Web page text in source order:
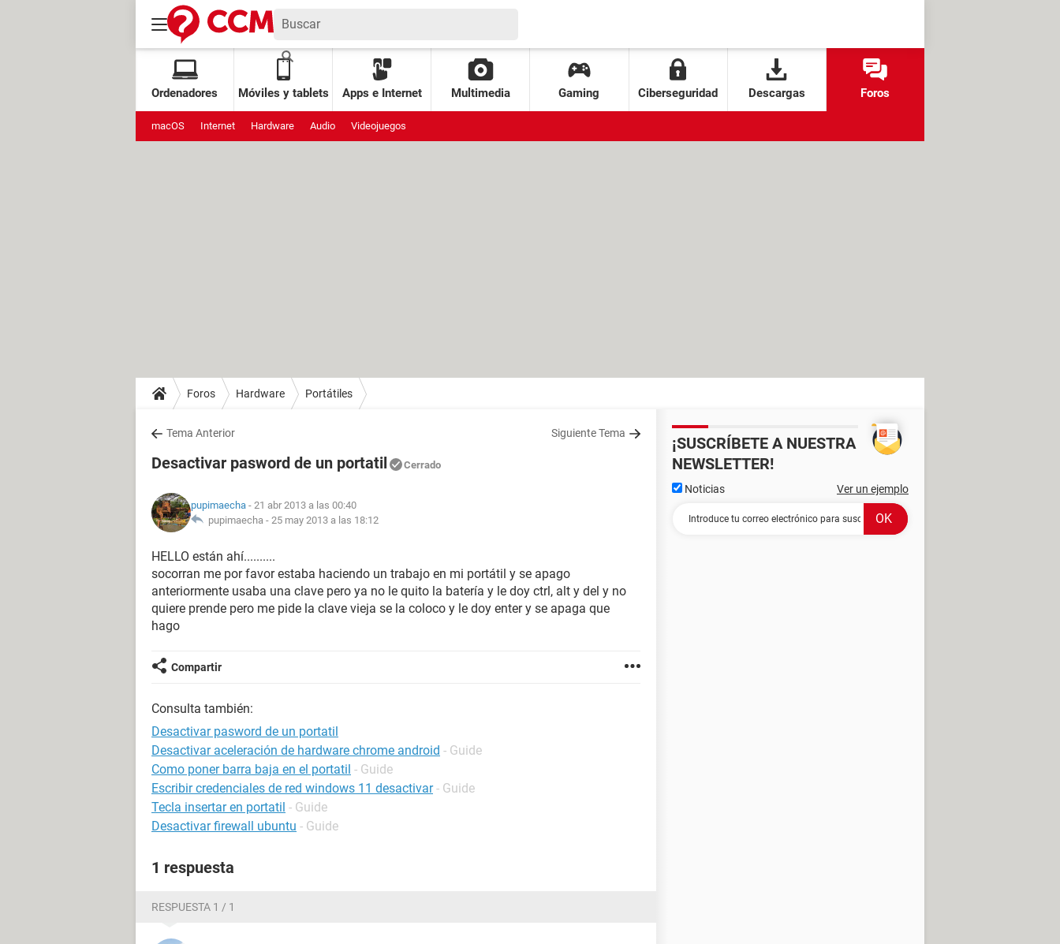
Ordenadores Móviles y tablets Apps e Internet Multimedia Gaming Ciberseguridad Descargas Foros
macOS Internet Hardware Audio Videojuegos
Foros Hardware Portátiles
Tema Anterior Siguiente Tema
Desactivar pasword de un portatil Cerrado
pupimaecha - 21 abr 2013 a las 00:40
pupimaecha - 25 may 2013 a las 18:12
HELLO están ahí..........
socorran me por favor estaba haciendo un trabajo en mi portátil y se apago
anteriormente usaba una clave pero ya no le quito la batería y le doy ctrl, alt y del y no
quiere prende pero me pide la clave vieja se la coloco y le doy enter y se apaga que
hago
Compartir
Consulta también:
Desactivar pasword de un portatil
Desactivar aceleración de hardware chrome android - Guide
Como poner barra baja en el portatil - Guide
Escribir credenciales de red windows 11 desactivar - Guide
Tecla insertar en portatil - Guide
Desactivar firewall ubuntu - Guide
1 respuesta
RESPUESTA 1 / 1
¡SUSCRÍBETE A NUESTRA
NEWSLETTER!
Noticias Ver un ejemplo